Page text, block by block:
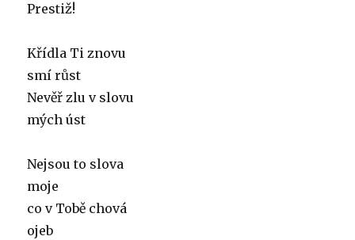
Prestiž!
Křídla Ti znovu
smí růst
Nevěř zlu v slovu
mých úst
Nejsou to slova
moje
co v Tobě chová
ojeb